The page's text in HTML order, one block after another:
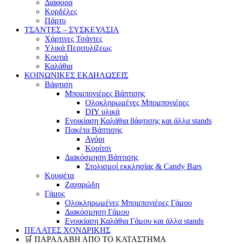
Διάφορα
Κορδέλες
Πάρτυ
ΤΣΑΝΤΕΣ – ΣΥΣΚΕΥΑΣΙΑ
Χάρτινες Τσάντες
Υλικά Περιτυλίξεως
Κουτιά
Καλάθια
ΚΟΙΝΩΝΙΚΕΣ ΕΚΔΗΛΩΣΕΙΣ
Βάφτιση
Μπομπονιέρες Βάπτισης
Ολοκληρωμένες Μπομπονιέρες
DIY υλικά
Ενοικίαση Καλάθια βάφτισης και άλλα stands
Πακέτα Βάπτισης
Αγόρι
Κορίτσι
Διακόσμηση Βάπτισης
Στολισμοί εκκλησίας & Candy Bars
Κουφέτα
Ζαχαρώδη
Γάμος
Ολοκληρωμένες Μπομπονιέρες Γάμου
Διακόσμηση Γάμου
Ενοικίαση Καλάθια Γάμου και άλλα stands
ΠΕΛΑΤΕΣ ΧΟΝΔΡΙΚΗΣ
🛒 ΠΑΡΑΛΑΒΗ ΑΠΟ ΤΟ ΚΑΤΑΣΤΗΜΑ